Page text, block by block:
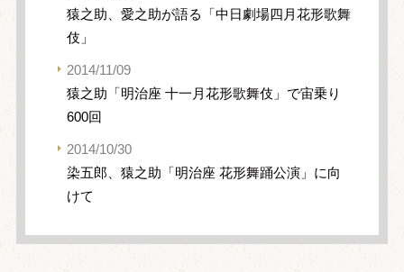
猿之助、愛之助が語る「中日劇場四月花形歌舞
伎」
2014/11/09
猿之助「明治座 十一月花形歌舞伎」で宙乗り
600回
2014/10/30
染五郎、猿之助「明治座 花形舞踊公演」に向
けて